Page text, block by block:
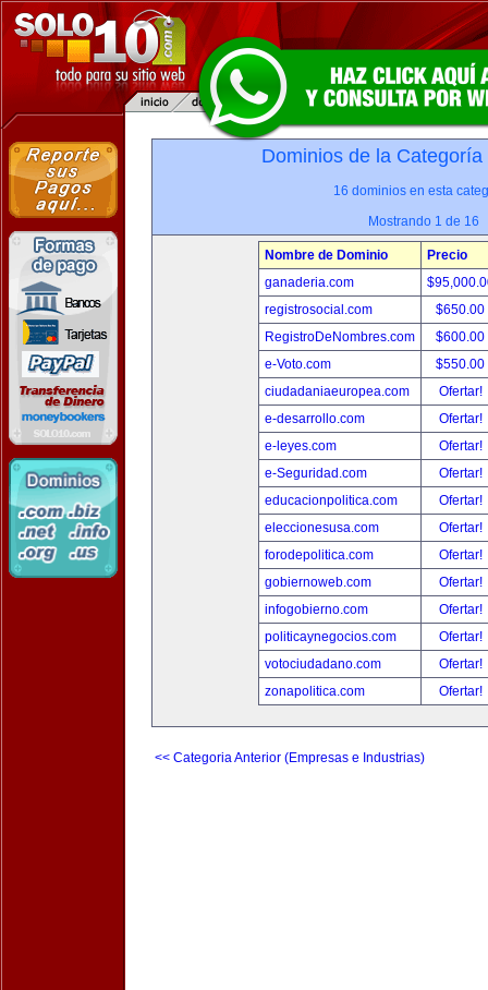
Dominios de la
16 dominios en esta
Mostrando 1 de 16
Nombre de Dominio
Precio
ganaderia.com
registrosocial.com
$650.00
RegistroDeNombres.com
$600.00
e-Voto.com
$550.00
ciudadaniaeuropea.com
Ofertar!
e-desarrollo.com
Ofertar!
e-leyes.com
Ofertar!
e-Seguridad.com
Ofertar!
educacionpolitica.com
Ofertar!
eleccionesusa.com
Ofertar!
forodepolitica.com
Ofertar!
gobiernoweb.com
Ofertar!
infogobierno.com
Ofertar!
politicaynegocios.com
Ofertar!
votociudadano.com
Ofertar!
zonapolitica.com
Ofertar!
<< Categoria Anterior (Empresas e Industrias)